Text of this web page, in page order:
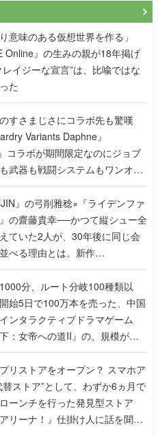
意味のある仮想世界を作る」
Online』の生みの親が18年掲げ
レイジーな宣言”は、比喩ではな
た
すさまじさにコラボ先も驚嘆
Variants Daphne』
コラボが期間限定なのにジョブ
武器も戦闘システムもワンオフ
れた理由を両ディレクターに聞
』の弓削雅稔×『ライデンファ
の齋藤貴幸──かつて縦シュー全
ていた2人が、30年後に同じ会
べる理由とは。新作
EXTREME』で初タッグを組
ンド2人に訊く開発秘話
分、ルート分岐100種類以
始5日で100万本を売った、中国
ンタラクティブドラマゲーム
下：女帝への道II』の、規模が違
をプロデューサーに聞いた
ストアをオープン？ スマホア
替ストア”として、わずか6ヵ月で
ーンチを行った発見型ストア
アリーナ！』仕掛け人に話を聞い